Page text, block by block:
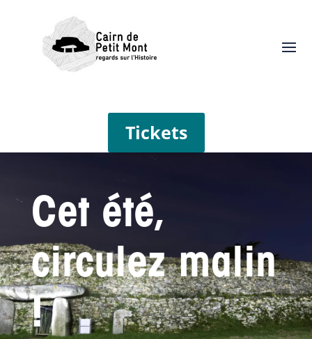
Tickets
Cet été,
circulez malin
!